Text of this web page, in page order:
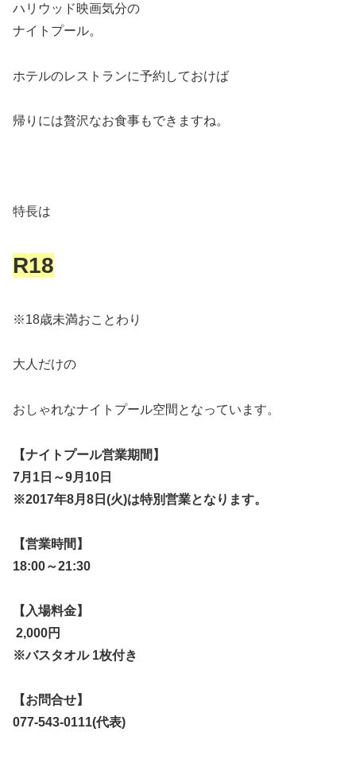
ハリウッド映画気分の
ナイトプール。
ホテルのレストランに予約しておけば
帰りには贅沢なお食事もできますね。
特長は
R18
※18歳未満おことわり
大人だけの
おしゃれなナイトプール空間となっています。
【ナイトプール営業期間】
7月1日～9月10日
※2017年8月8日(火)は特別営業となります。
【営業時間】
18:00～21:30
【入場料金】
2,000円
※バスタオル 1枚付き
【お問合せ】
077-543-0111(代表)